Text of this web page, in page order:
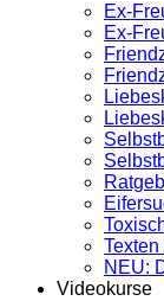
Ex-
Ex-
NEU:
Videokurse